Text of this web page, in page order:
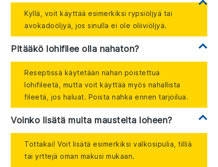
Kyllä, voit käyttää esimerkiksi rypsiöljyä tai
avokadoöljyä, jos sinulla ei ole oliiviöljyä.
Pitääkö lohifilee olla nahaton?
Reseptissä käytetään nahan poistettua
lohifileetä, mutta voit käyttää myös nahallista
fileetä, jos haluat. Poista nahka ennen tarjoilua.
Voinko lisätä muita mausteita loheen?
Tottakai! Voit lisätä esimerkiksi valkosipulia, tilliä
tai yrttejä oman makusi mukaan.